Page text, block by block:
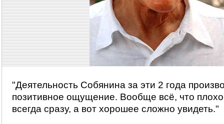
"Деятельность Собянина за эти 2 года
позитивное ощущение. Вообще всё, что
всегда сразу, а вот хорошее сложно увидеть."